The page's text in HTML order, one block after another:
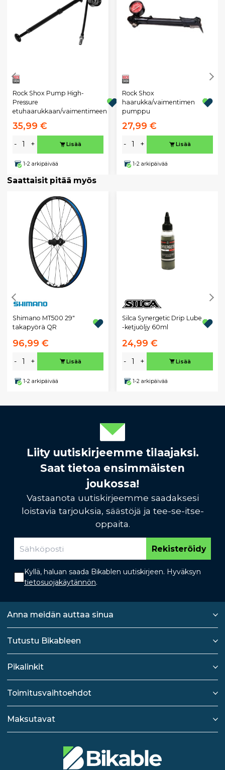
Rock Shox Pump High-
Pressure
etuhaarukkaan/vaimentimeen
35,99 €
- + Lisää
1-2 arkipäivää
Rock Shox
haarukka/vaimentimen
pumppu
27,99 €
- + Lisää
1-2 arkipäivää
Saattaisit pitää myös
Shimano MT500 29"
takapyörä QR
96,99 €
- + Lisää
1-2 arkipäivää
Silca Synergetic Drip Lube
-ketjuöljy 60ml
24,99 €
- + Lisää
1-2 arkipäivää
Liity uutiskirjeemme tilaajaksi.
Saat tietoa ensimmäisten
joukossa!
Vastaanota uutiskirjeemme saadaksesi
loistavia tarjouksia, säästöjä ja tee-se-itse-
oppaita.
Rekisteröidy
Kyllä, haluan saada Bikablen uutiskirjeen. Hyväksyn
tietosuojakäytännön.
Anna meidän auttaa sinua
Tutustu Bikableen
Pikalinkit
Toimitusvaihtoehdot
Maksutavat